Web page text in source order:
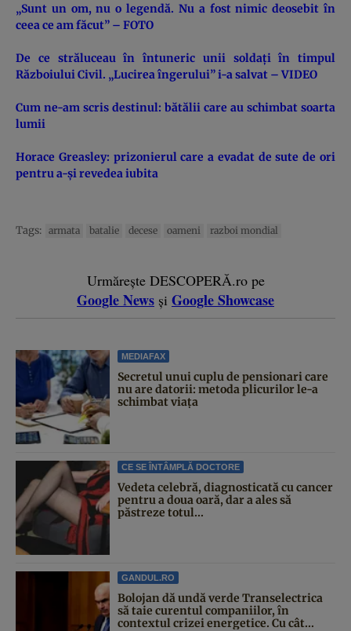
„Sunt un om, nu o legendă. Nu a fost nimic deosebit în
ceea ce am făcut” – FOTO
De ce străluceau în întuneric unii soldaţi în timpul
Războiului Civil. „Lucirea îngerului” i-a salvat – VIDEO
Cum ne-am scris destinul: bătălii care au schimbat soarta
lumii
Horace Greasley: prizonierul care a evadat de sute de ori
pentru a-şi revedea iubita
Tags: armata batalie decese oameni razboi mondial
Urmărește DESCOPERĂ.ro pe
Google News și Google Showcase
MEDIAFAX
Secretul unui cuplu de pensionari care
nu are datorii: metoda plicurilor le-a
schimbat viața
CE SE ÎNTÂMPLĂ DOCTORE
Vedeta celebră, diagnosticată cu cancer
pentru a doua oară, dar a ales să
păstreze totul...
GANDUL.RO
Bolojan dă undă verde Transelectrica
să taie curentul companiilor, în
contextul crizei energetice. Cu cât...